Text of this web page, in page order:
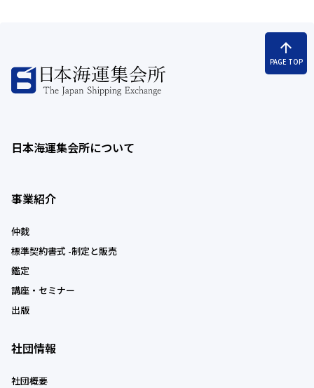
arrow_upward
PAGE TOP
日本海運集会所について
事業紹介
仲裁
標準契約書式 -制定と販売
鑑定
講座・セミナー
出版
社団情報
社団概要